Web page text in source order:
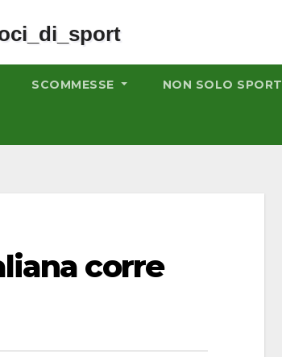
SCOMMESSE NON SOLO SPORT
corre